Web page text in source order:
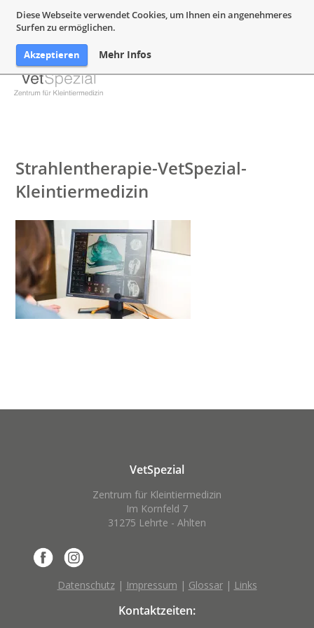
Diese Webseite verwendet Cookies, um Ihnen ein angenehmeres
Surfen zu ermöglichen.
Akzeptieren Mehr Infos
Strahlentherapie-VetSpezial-
Kleintiermedizin
VetSpezial
Zentrum für Kleintiermedizin
Im Kornfeld 7
31275 Lehrte - Ahlten
Datenschutz| Impressum | Glossar| Links
Kontaktzeiten: